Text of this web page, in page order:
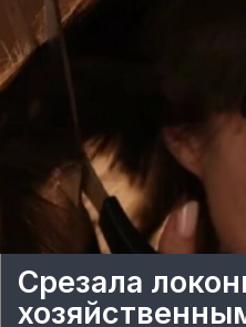
Срезала